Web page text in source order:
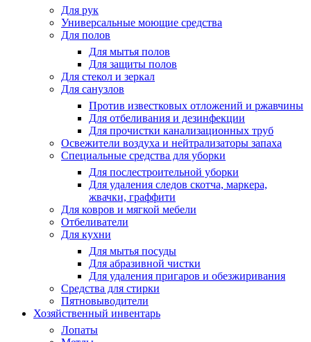
Для рук
Универсальные моющие средства
Для полов
Для мытья полов
Для защиты полов
Для стекол и зеркал
Для санузлов
Против известковых отложений и ржавчины
Для отбеливания и дезинфекции
Для прочистки канализационных труб
Освежители воздуха и нейтрализаторы запаха
Специальные средства для уборки
Для послестроительной уборки
Для удаления следов скотча, маркера,
жвачки, граффити
Для ковров и мягкой мебели
Отбеливатели
Для кухни
Для мытья посуды
Для абразивной чистки
Для удаления пригаров и обезжиривания
Средства для стирки
Пятновыводители
Хозяйственный инвентарь
Лопаты